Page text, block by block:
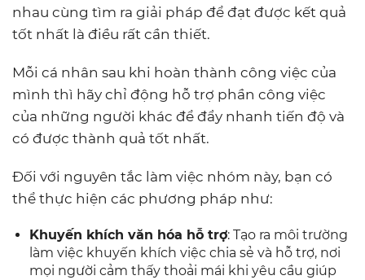
nhau cùng tìm ra giải pháp để đạt được kết quả
tốt nhất là điều rất cần thiết.
Mỗi cá nhân sau khi hoàn thành công việc của
mình thì hãy chỉ động hỗ trợ phần công việc
của những người khác để đẩy nhanh tiến độ và
có được thành quả tốt nhất.
Đối với nguyên tắc làm việc nhóm này, bạn có
thể thực hiện các phương pháp như:
Khuyến khích văn hóa hỗ trợ: Tạo ra môi trường
làm việc khuyến khích việc chia sẻ và hỗ trợ, nơi
mọi người cảm thấy thoải mái khi yêu cầu giúp